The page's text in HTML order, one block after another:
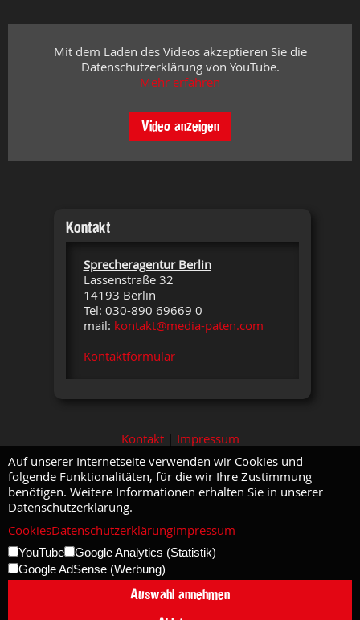
Mit dem Laden des Videos akzeptieren Sie die
Datenschutzerklärung von YouTube.
Mehr erfahren
Video anzeigen
Kontakt
Sprecheragentur Berlin
Lassenstraße 32
14193 Berlin
Tel: 030-890 69669 0
mail: kontakt@media-paten.com
Kontaktformular
Kontakt| Impressum
Auf unserer Internetseite verwenden wir Cookies und
folgende Funktionalitäten, für die wir Ihre Zustimmung
benötigen. Weitere Informationen erhalten Sie in unserer
Datenschutzerklärung.
CookiesDatenschutzerklärungImpressum
YouTube
Google Analytics (Statistik)
Google AdSense (Werbung)
Auswahl annehmen